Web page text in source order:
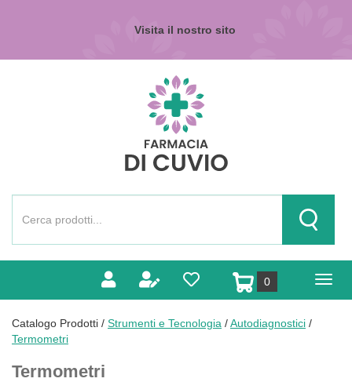
Visita il nostro sito
Prodotto
Cerca
0prodotti
inseriti
Catalogo Prodotti / Strumenti e Tecnologia /Autodiagnostici /
Termometri
Termometri